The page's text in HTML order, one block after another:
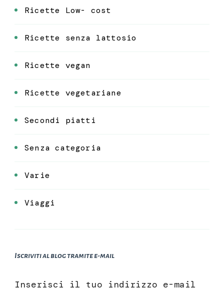
Ricette Low- cost
Ricette senza lattosio
Ricette vegan
Ricette vegetariane
Secondi piatti
Senza categoria
Varie
Viaggi
Iscriviti al blog tramite e-mail
Inserisci il tuo indirizzo e-mail